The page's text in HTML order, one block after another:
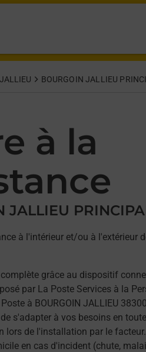
BOURGOIN JALLIEU
à la
JALLIEU
à l'intérieur et/ou à l'extérieur
grâce au dispositif
par La Poste Services à la
à BOURGOIN JALLIEU
s'adapter à vos besoins en
lors de l'installation par le facteur.
en cas d'incident (chute,